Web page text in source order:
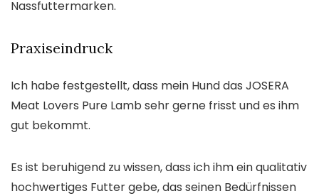
Nassfuttermarken.
Praxiseindruck
Ich habe festgestellt, dass mein Hund das JOSERA
Meat Lovers Pure Lamb sehr gerne frisst und es ihm
gut bekommt.
Es ist beruhigend zu wissen, dass ich ihm ein qualitativ
hochwertiges Futter gebe, das seinen Bedürfnissen